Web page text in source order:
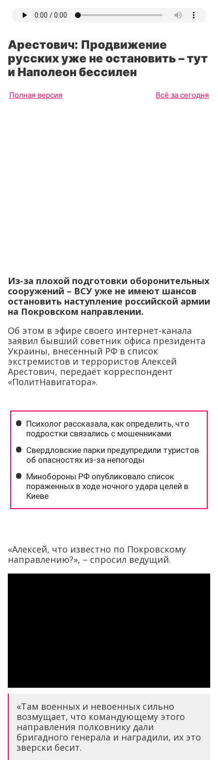
Арестович: Продвижение
русских уже не остановить – тут
и Наполеон бессилен
Полная версия Всё за сегодня
Из-за плохой подготовки оборонительных
сооружений – ВСУ уже не имеют шансов
остановить наступление российской армии
на Покровском направлении.
Об этом в эфире своего интернет-канала
заявил бывший советник офиса президента
Украины, внесенный РФ в список
экстремистов и террористов Алексей
Арестович, передаёт корреспондент
«ПолитНавигатора».
«Алексей, что известно по Покровскому
направлению?», – спросил ведущий.
«Там военных и невоенных сильно
возмущает, что командующему этого
направления полковнику дали
бригадного генерала и наградили, их это
зверски бесит.